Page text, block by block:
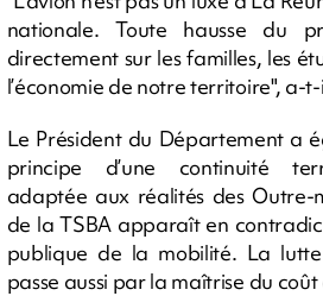
nationale. Toute hausse du
directement sur les familles, les
l’économie de notre territoire", a-
Le Président du Département a
principe d’une continuité
adaptée aux réalités des Outre-
de la TSBA apparaît en
publique de la mobilité. La
passe aussi par la maîtrise du